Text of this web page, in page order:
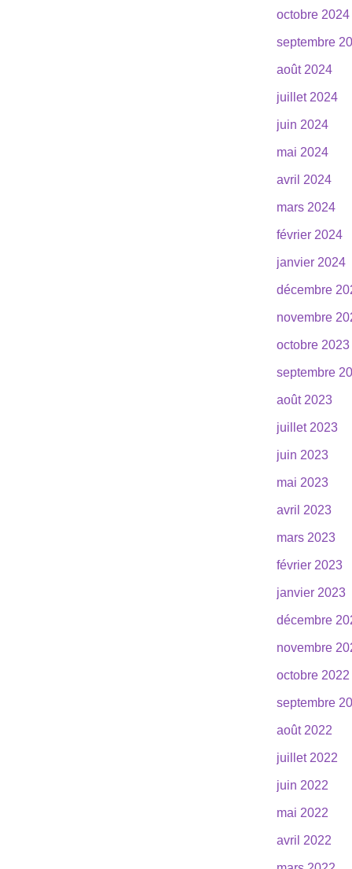
octobre 2024
septembre
août 2024
juillet 2024
juin 2024
mai 2024
avril 2024
mars 2024
février 2024
janvier 2024
décembre
novembre
octobre 2023
septembre
août 2023
juillet 2023
juin 2023
mai 2023
avril 2023
mars 2023
février 2023
janvier 2023
décembre
novembre
octobre 2022
septembre
août 2022
juillet 2022
juin 2022
mai 2022
avril 2022